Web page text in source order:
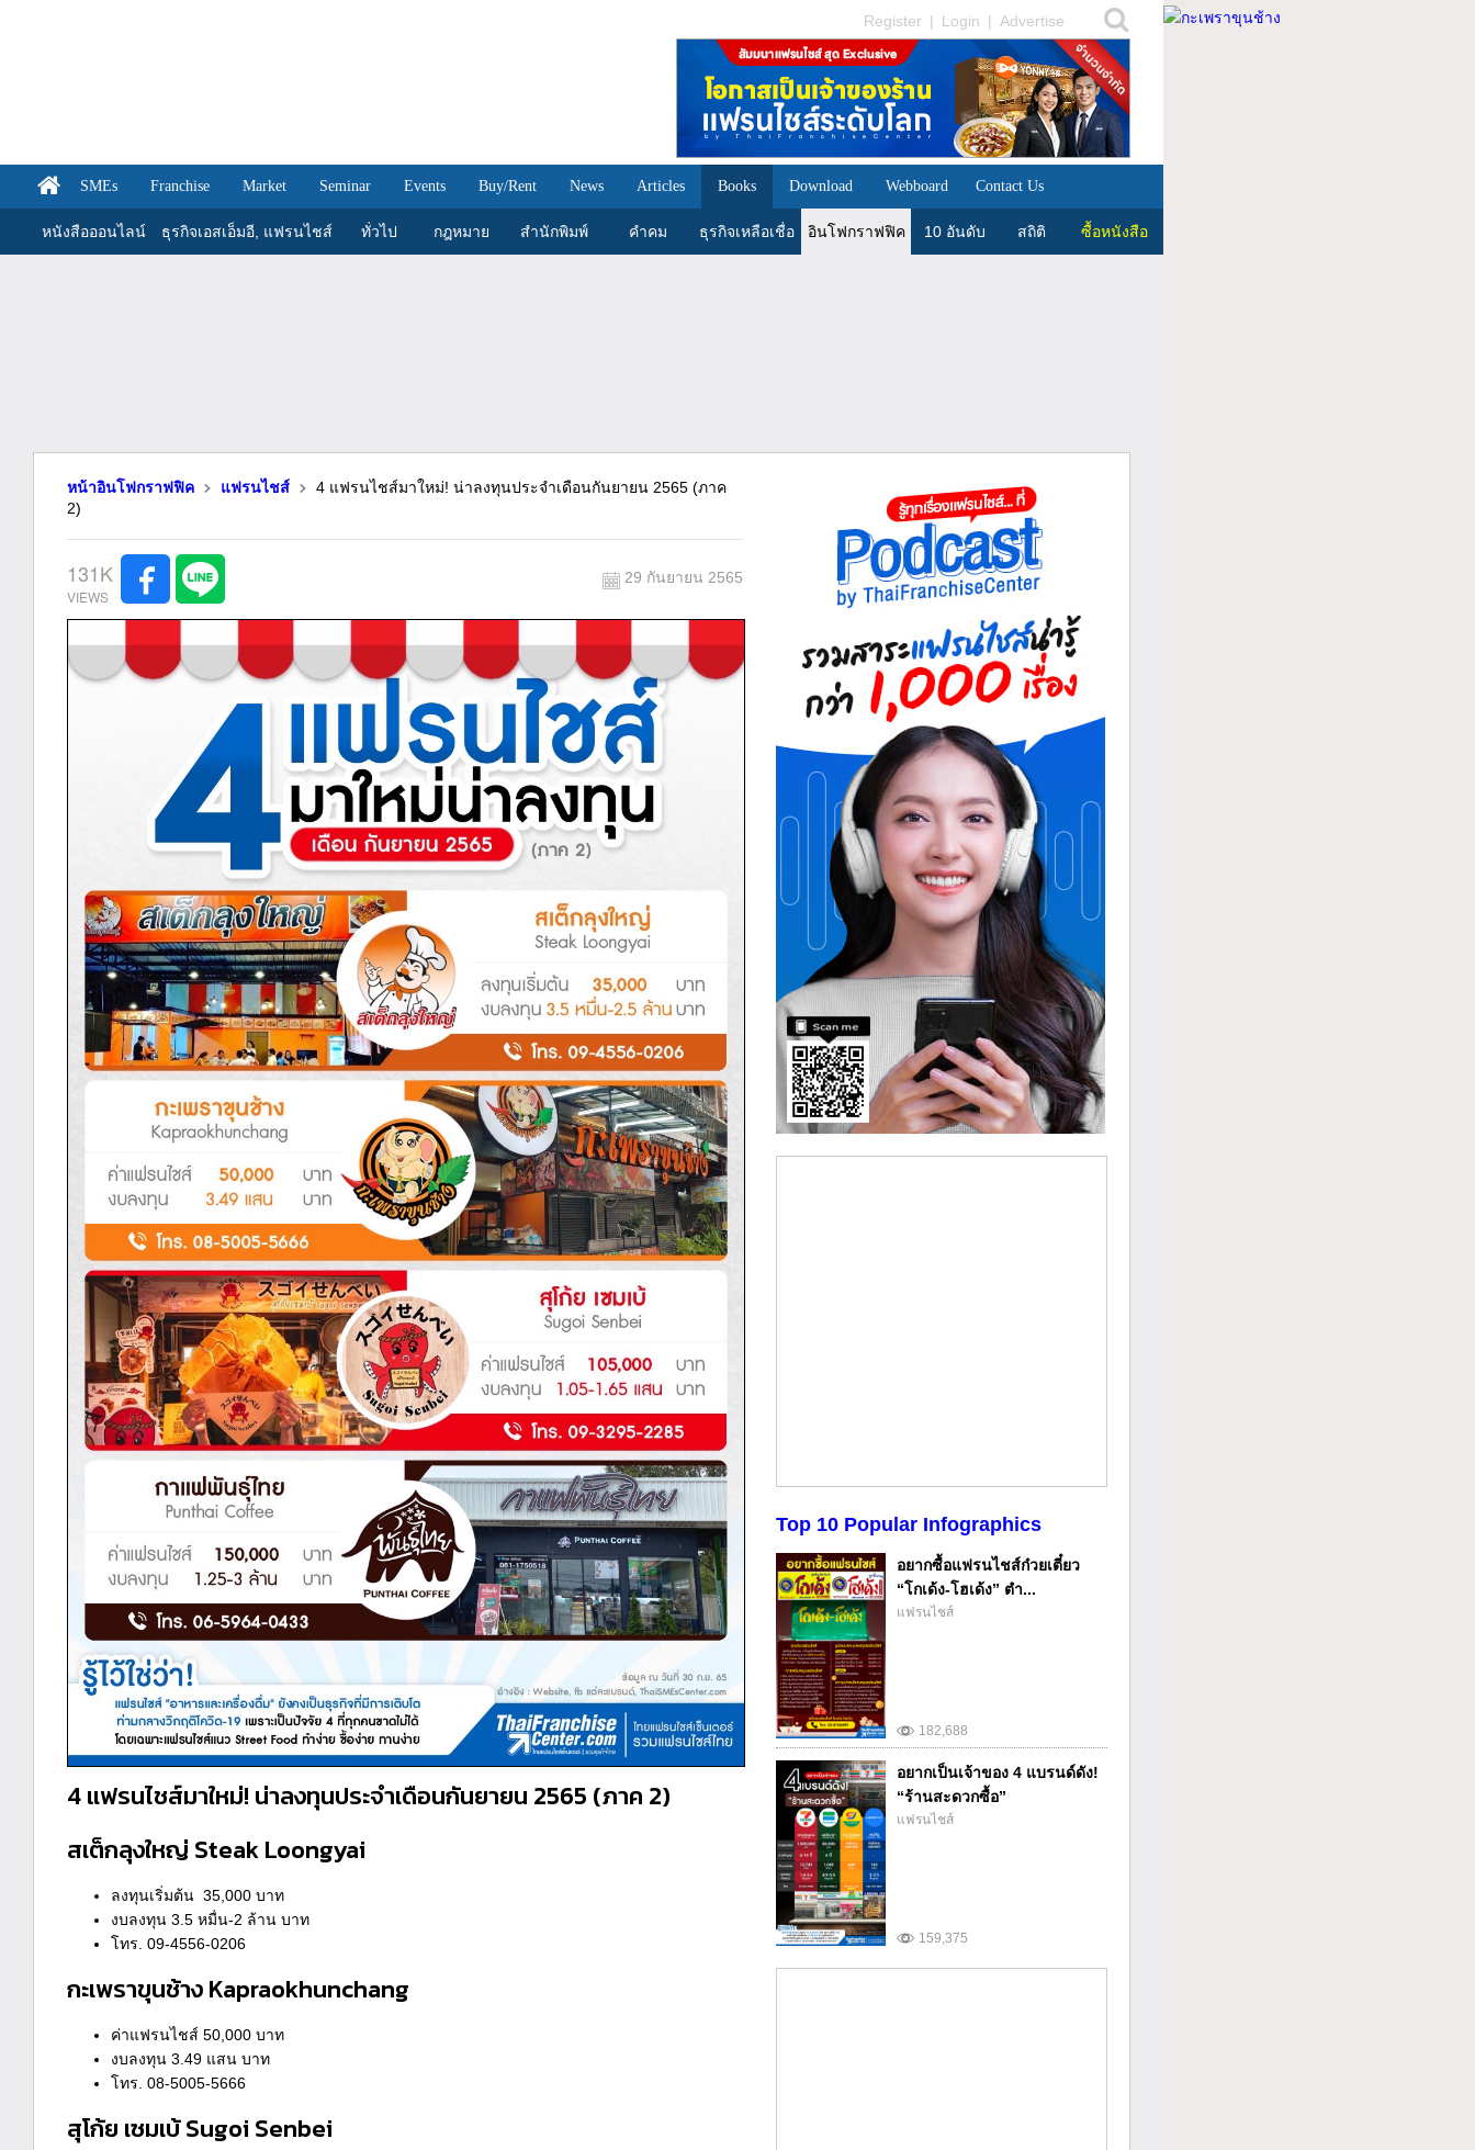
Register | Login | Advertise
SMEs Franchise Market Seminar Events Buy/Rent News Articles Books Download Webboard Contact Us
หนังสือออนไลน์ ธุรกิจเอสเอ็มอี, แฟรนไชส์ ทั่วไป กฎหมาย สำนักพิมพ์ คำคม ธุรกิจเหลือเชื่อ อินโฟกราฟฟิค 10 อันดับ สถิติ ซื้อหนังสือ
หน้าอินโฟกราฟฟิค แฟรนไชส์
4 แฟรนไชส์มาใหม่! น่าลงทุนประจำเดือนกันยายน 2565 (ภาค
2)
131K 29 กันยายน 2565
4 แฟรนไชส์มาใหม่! น่าลงทุนประจำเดือนกันยายน 2565 (ภาค 2)
สเต็กลุงใหญ่ Steak Loongyai
ลงทุนเริ่มต้น 35,000 บาท
งบลงทุน 3.5 หมื่น-2 ล้าน บาท
โทร. 09-4556-0206
กะเพราขุนช้าง Kapraokhunchang
ค่าแฟรนไชส์ 50,000 บาท
งบลงทุน 3.49 แสน บาท
โทร. 08-5005-5666
สุโก้ย เซมเบ้ Sugoi Senbei
Top 10 Popular Infographics
182,688
อยากซื้อแฟรนไชส์ก๋วยเตี๋ยว
“โกเด้ง-โฮเด้ง” ตำ...
แฟรนไชส์
159,375
อยากเป็นเจ้าของ 4 แบรนด์ดัง!
“ร้านสะดวกซื้อ”
แฟรนไชส์